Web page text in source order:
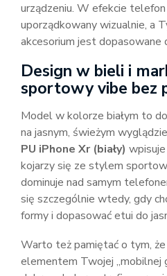
urządzeniu. W efekcie
uporządkowany wizualnie, a
akcesorium jest
Design w bieli i
sportowy vibe bez
Model w kolorze białym to
na jasnym, świeżym
PU iPhone Xr (biały)
kojarzy się ze stylem
dominuje nad samym
się szczególnie wtedy, gdy
formy i dopasować etui do
Warto też pamiętać o tym,
elementem Twojej „mobilnej